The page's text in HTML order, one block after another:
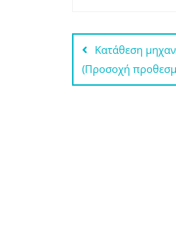
άρθρων
Κατάθεση
(Προσοχή